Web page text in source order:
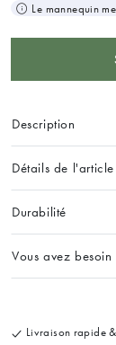
Le mannequin
Description
Détails de l'article
Durabilité
Vous avez
Livraison rapide